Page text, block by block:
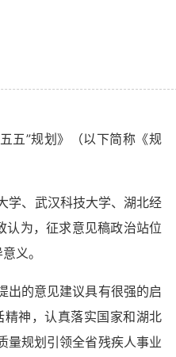
五”规划》（以下简称《规
、武汉科技大学、湖北经
认为，征求意见稿政治站位
义。
的意见建议具有很强的启
神，认真落实国家和湖北
量规划引领全省残疾人事业